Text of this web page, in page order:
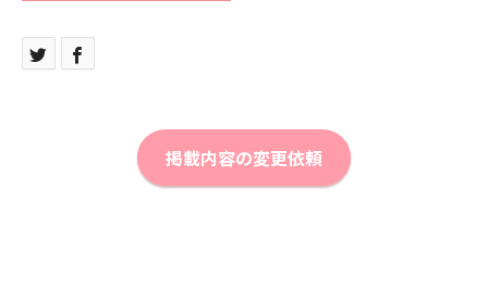
掲載内容の変更依頼